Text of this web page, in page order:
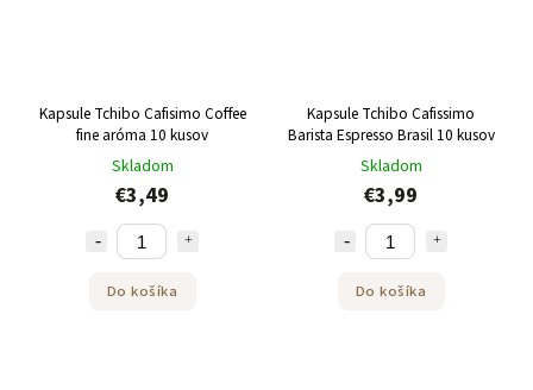
Kapsule Tchibo Cafisimo Coffee
fine aróma 10 kusov
Skladom
€3,49
Do košíka
Kapsule Tchibo Cafissimo
Barista Espresso Brasil 10 kusov
Skladom
€3,99
Do košíka